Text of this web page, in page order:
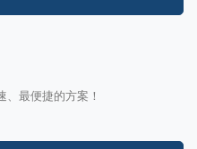
最便捷的方案！